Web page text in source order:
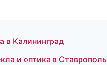
в Калининград
и оптика в Ставрополь